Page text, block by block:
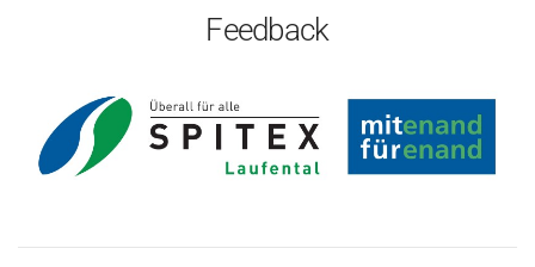
Feedback